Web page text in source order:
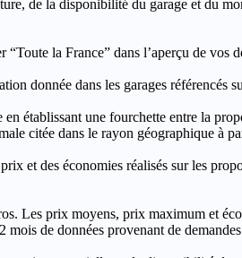
de la disponibilité du garage et du
la France” dans l’aperçu de vos
donnée dans les garages référencés
une fourchette entre la
citée dans le rayon géographique à
des économies réalisés sur les
Les prix moyens, prix maximum et
de données provenant de